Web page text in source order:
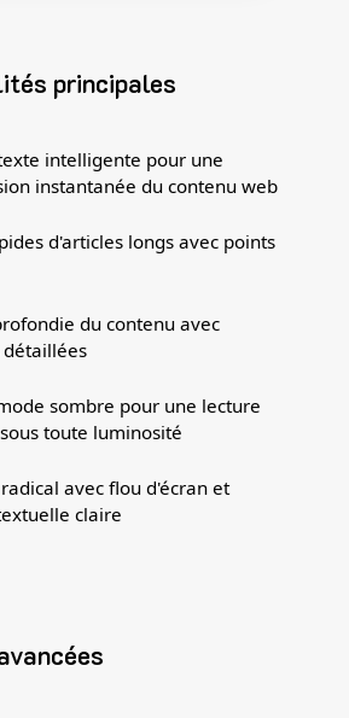
principales
intelligente pour une
instantanée du contenu web
d'articles longs avec points
du contenu avec
sombre pour une lecture
toute luminosité
avec flou d'écran et
claire